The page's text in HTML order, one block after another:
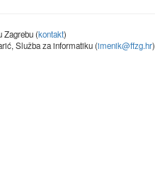
Zagrebu (kontakt)
Služba za informatiku (imenik@ffzg.hr)